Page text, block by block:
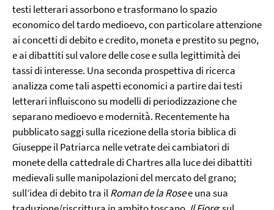
testi letterari assorbono e trasformano lo spazio
economico del tardo medioevo, con particolare attenzione
ai concetti di debito e credito, moneta e prestito su pegno,
e ai dibattiti sul valore delle cose e sulla legittimità dei
tassi di interesse. Una seconda prospettiva di ricerca
analizza come tali aspetti economici a partire dai testi
letterari influiscono su modelli di periodizzazione che
separano medioevo e modernità. Recentemente ha
pubblicato saggi sulla ricezione della storia biblica di
Giuseppe il Patriarca nelle vetrate dei cambiatori di
monete della cattedrale di Chartres alla luce dei dibattiti
medievali sulle manipolazioni del mercato del grano;
sull’idea di debito tra ilRoman de la Rosee una sua